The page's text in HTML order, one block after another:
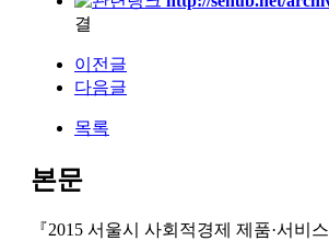
결
이전글
다음글
목록
본문
『2015 서울시 사회적경제 제품·서비